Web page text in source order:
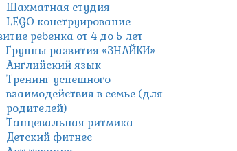
Шахматная студия
LEGO конструирование
ребенка от 4 до 5 лет
Группы развития «ЗНАЙКИ»
Английский язык
Тренинг успешного
взаимодействия в семье (для
родителей)
Танцевальная ритмика
Детский фитнес